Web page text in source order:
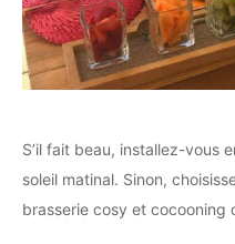
S’il fait beau, installez-vous
soleil matinal. Sinon,
brasserie cosy et cocooning